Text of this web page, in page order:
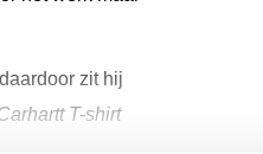
zit hij
T-shirt